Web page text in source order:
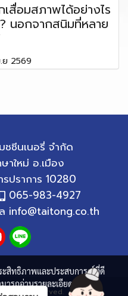
เสื่อมสภาพได้อย่างไร
นอกจากสนิมที่หลาย
ย 2569
นเนอรี่ จำกัด
ใหม่ อ.เมือง
ปราการ 10280
065-983-4927
info@taitong.co.th
Reserved.
ะสิทธิภาพและประสบการณ์ที่ดี
ารถอ่านรายละเอียดเพิ่มเติม